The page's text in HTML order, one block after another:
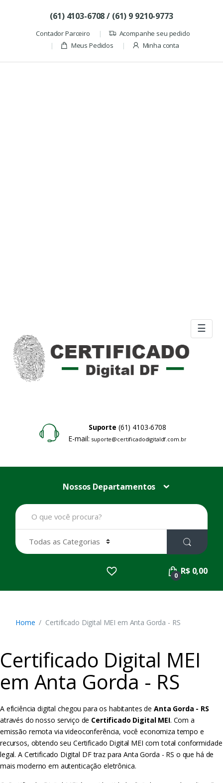
(61) 4103-6708 / (61) 9 9210-9773
Contador Parceiro
Acompanhe seu pedido
Meus Pedidos
Minha conta
☰
Suporte (61) 4103-6708
E-mail: suporte@certificadodigitaldf.com.br
Nossos Departamentos
B
u
a
r
:
0 R$ 0,00
Home Certificado Digital MEI em Anta Gorda - RS
Certificado Digital MEI
em Anta Gorda - RS
A eficiência digital chegou para os habitantes de Anta Gorda - RS
através do nosso serviço de Certificado Digital MEI. Com a
emissão remota via videoconferência, você economiza tempo e
recursos, obtendo seu Certificado Digital MEI com total conformidade
legal. A Certificado Digital DF traz para Anta Gorda - RS o que há de
mais moderno em autenticação eletrônica.